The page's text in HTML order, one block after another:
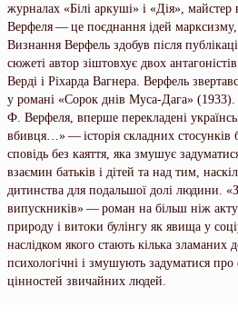
журналах «Білі аркуші» і «Дія»,
Верфеля — це поєднання ідей марксизму,
Визнання Верфель здобув після
сюжеті автор зіштовхує двох
Верді і Ріхарда Вагнера. Верфель
у романі «Сорок днів Муса-Дага»
Ф. Верфеля, вперше перекладені
вбивця…» — історія складних стосунків
сповідь без каяття, яка змушує
взаємин батьків і дітей та над тим,
дитинства для подальшої долі людини.
випускників» — роман на більш ніж
природу і витоки булінгу як явища у
наслідком якого стають кілька
психологічні і змушують задуматися
цінностей звичайних людей.